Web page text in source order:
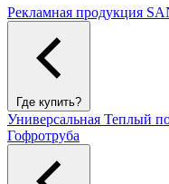
Рекламная продукция
Где купить?
Универсальная Теплый
Гофротруба